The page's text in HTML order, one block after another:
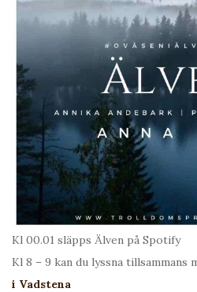
Kl 00.01 släpps Älven på Spotify
Kl 8 – 9 kan du lyssna tillsammans
i Vadstena